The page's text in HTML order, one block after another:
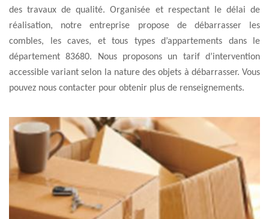
des travaux de qualité. Organisée et respectant le délai de
réalisation, notre entreprise propose de débarrasser les
combles, les caves, et tous types d’appartements dans le
département 83680. Nous proposons un tarif d’intervention
accessible variant selon la nature des objets à débarrasser. Vous
pouvez nous contacter pour obtenir plus de renseignements.